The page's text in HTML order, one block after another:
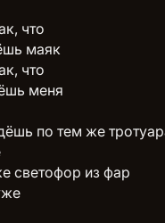
что
маяк
что
меня
по тем же
светофор из фар